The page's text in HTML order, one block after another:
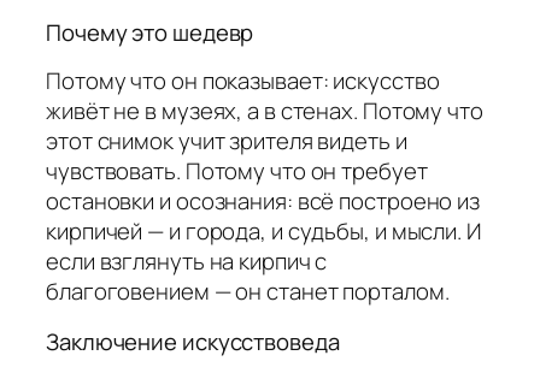
Почему это шедевр
Потому что он показывает: искусство
живёт не в музеях, а в стенах. Потому что
этот снимок учит зрителя видеть и
чувствовать. Потому что он требует
остановки и осознания: всё построено из
кирпичей — и города, и судьбы, и мысли. И
если взглянуть на кирпич с
благоговением — он станет порталом.
Заключение искусствоведа